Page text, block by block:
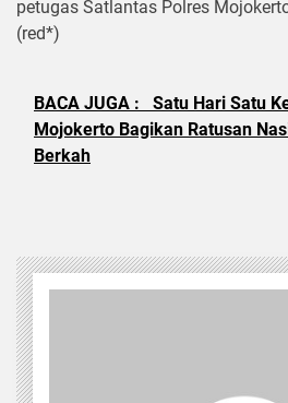
petugas Satlantas Polres
(red*)
BACA JUGA :
Satu Hari Satu
Mojokerto Bagikan Ratusan
Berkah